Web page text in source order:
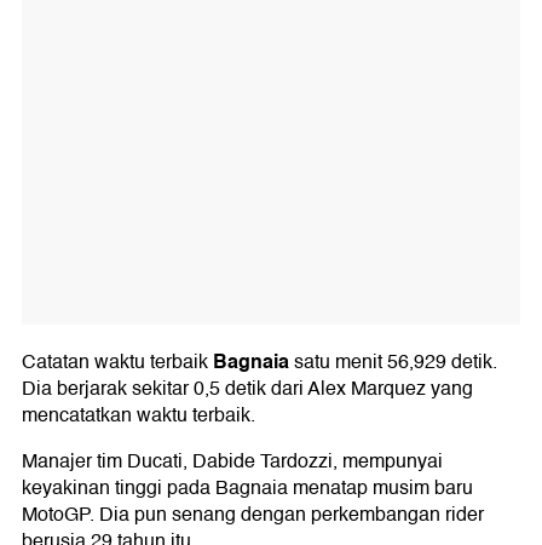
Catatan waktu terbaikBagnaiasatu menit 56,929 detik.
Dia berjarak sekitar 0,5 detik dari Alex Marquez yang
mencatatkan waktu terbaik.
Manajer tim Ducati, Dabide Tardozzi, mempunyai
keyakinan tinggi pada Bagnaia menatap musim baru
MotoGP. Dia pun senang dengan perkembangan rider